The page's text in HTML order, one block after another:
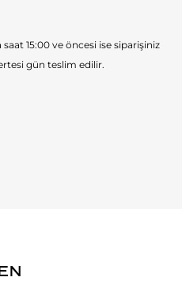
15:00 ve öncesi ise siparişiniz
gün teslim edilir.